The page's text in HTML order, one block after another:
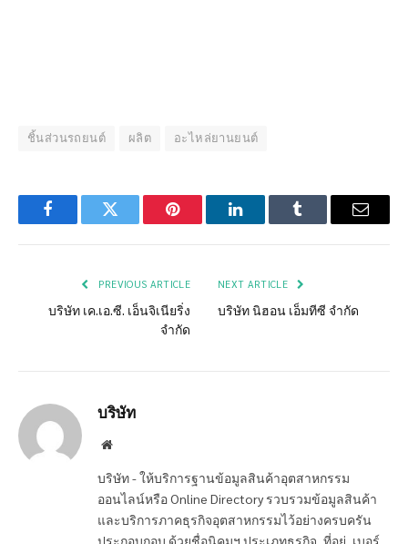
ชิ้นส่วนรถยนต์ ผลิต อะไหล่ยานยนต์
FacebookTwitter Pinterest LinkedInTumblr Email
PREVIOUS ARTICLE
บริษัท เค.เอ.ซี. เอ็นจิเนียริ่ง
จำกัด
NEXT ARTICLE
บริษัท นิฮอน เอ็มทีซี จำกัด
บริษัท
Website
บริษัท - ให้บริการฐานข้อมูลสินค้าอุตสาหกรรม
ออนไลน์หรือ Online Directory รวบรวมข้อมูลสินค้า
และบริการภาคธุรกิจอุตสาหกรรมไว้อย่างครบครัน
ประกอบกอบ ด้วยชื่อนิคมฯ ประเภทธุรกิจ, ที่อยู่, เบอร์